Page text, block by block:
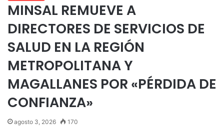
MINSAL REMUEVE A
DIRECTORES DE SERVICIOS DE
SALUD EN LA REGIÓN
METROPOLITANA Y
MAGALLANES POR «PÉRDIDA DE
CONFIANZA»
agosto 3, 2026 170